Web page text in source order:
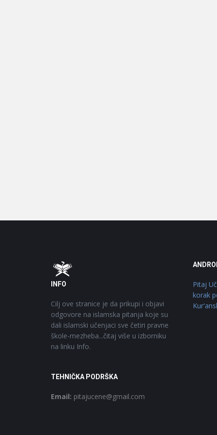
Footer
INFO
Cilj ove stranice je da prikupi i objavi
odgovore na islamska pitanja koje su
dali islamski učenjaci sve četiri pravne
škole-mezheba...čitaj više u izborniku
na linku Info.
TEHNIČKA PODRŠKA
Email: pitajucene@gmail.com
Pitaj
korak